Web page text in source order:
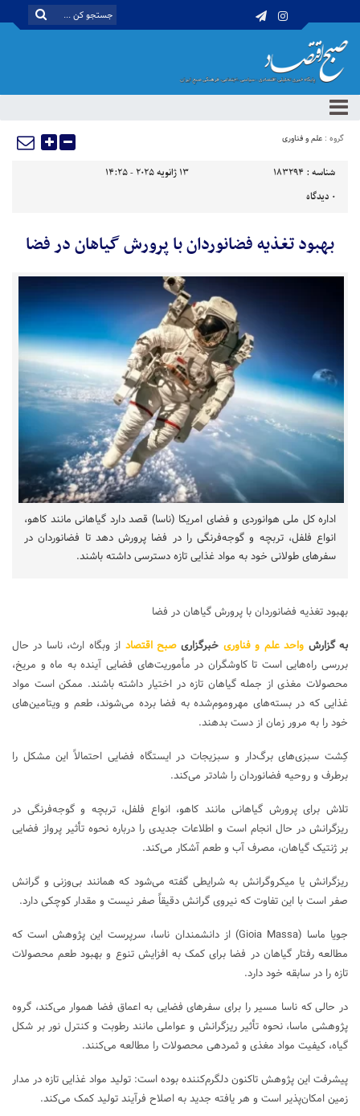
گروه : علم و فناوری
شناسه : 183294
13 ژانویه 2025 - 14:25
0 دیدگاه
بهبود تغذیه فضانوردان با پرورش گیاهان در فضا
اداره کل ملی هوانوردی و فضای امریکا (ناسا) قصد دارد گیاهانی مانند کاهو،
انواع فلفل، تربچه و گوجه‌فرنگی را در فضا پرورش دهد تا فضانوردان در
سفرهای طولانی خود به مواد غذایی تازه دسترسی داشته باشند.
بهبود تغذیه فضانوردان با پرورش گیاهان در فضا
به گزارش واحد علم و فناوری خبرگزاری صبح اقتصاد از وبگاه ارث، ناسا در حال
بررسی راه‌هایی است تا کاوشگران در مأموریت‌های فضایی آینده به ماه و مریخ،
محصولات مغذی از جمله گیاهان تازه در اختیار داشته باشند. ممکن است مواد
غذایی که در بسته‌های مهروموم‌شده به فضا برده می‌شوند، طعم و ویتامین‌های
خود را به مرور زمان از دست بدهند.
کِشت سبزی‌های برگ‌دار و سبزیجات در ایستگاه فضایی احتمالاً این مشکل را
برطرف و روحیه فضانوردان را شادتر می‌کند.
تلاش‌ برای پرورش گیاهانی مانند کاهو، انواع فلفل، تربچه و گوجه‌فرنگی در
ریزگرانش در حال انجام است و اطلاعات جدیدی را درباره نحوه تأثیر پرواز فضایی
بر ژنتیک گیاهان، مصرف آب و طعم آشکار می‌کند.
ریزگرانش یا میکروگرانش به شرایطی گفته می‌شود که همانند بی‌وزنی و گرانش
صفر است با این تفاوت که نیروی گرانش دقیقاً صفر نیست و مقدار کوچکی دارد.
جویا ماسا (Gioia Massa) از دانشمندان ناسا، سرپرست این پژوهش است که
مطالعه رفتار گیاهان در فضا برای کمک به افزایش تنوع و بهبود طعم محصولات
تازه را در سابقه خود دارد.
در حالی که ناسا مسیر را برای سفرهای فضایی به اعماق فضا هموار می‌کند، گروه
پژوهشی ماسا، نحوه تأثیر ریزگرانش و عواملی مانند رطوبت و کنترل نور بر شکل
گیاه، کیفیت مواد مغذی و ثمردهی محصولات را مطالعه می‌کنند.
پیشرفت این پژوهش تاکنون دلگرم‌کننده بوده است: تولید مواد غذایی تازه در مدار
زمین امکان‌پذیر است و هر یافته جدید به اصلاح فرآیند تولید کمک می‌کند.